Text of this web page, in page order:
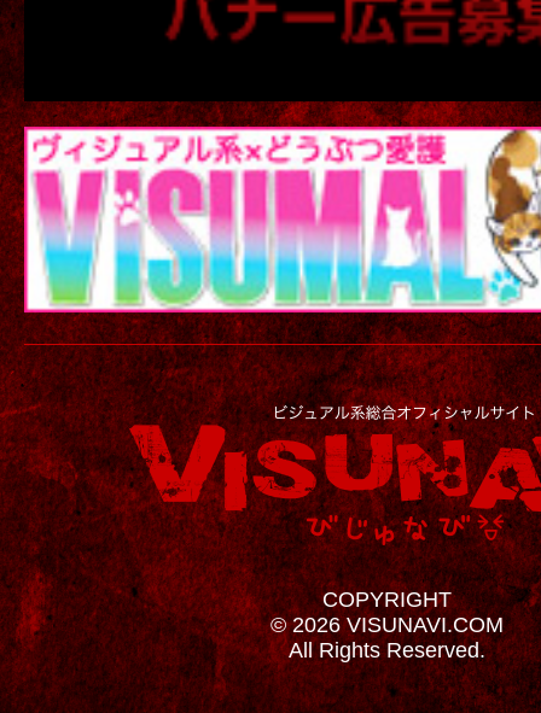
COPYRIGHT
© 2026 VISUNAVI.COM
All Rights Reserved.